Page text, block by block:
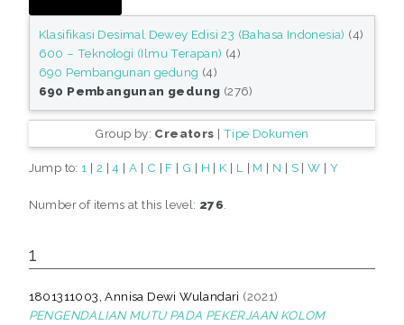
Klasifikasi Desimal Dewey Edisi 23 (Bahasa Indonesia) (4)
600 – Teknologi (Ilmu Terapan) (4)
690 Pembangunan gedung (4)
690 Pembangunan gedung (276)
Group by: Creators | Tipe Dokumen
Jump to: 1 | 2 |4 |A | C | F | G | H | K | L | M | N | S|W | Y
Number of items at this level: 276
1
1801311003, Annisa Dewi Wulandari (2021)
PENGENDALIAN MUTU PADA PEKERJAAN KOLOM